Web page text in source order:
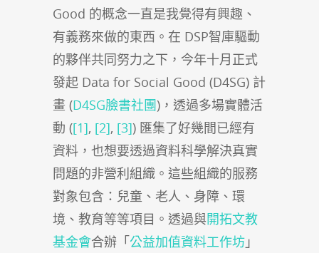
Good 的概念一直是我覺得有興趣、
有義務來做的東西。在 DSP智庫驅動
的夥伴共同努力之下，今年十月正式
發起 Data for Social Good (D4SG) 計
畫 (D4SG臉書社團)，透過多場實體活
動 ([1], [2], [3]) 匯集了好幾間已經有
資料，也想要透過資料科學解決真實
問題的非營利組織。這些組織的服務
對象包含：兒童、老人、身障、環
境、教育等等項目。透過與開拓文教
基金會合辦「公益加值資料工作坊 」